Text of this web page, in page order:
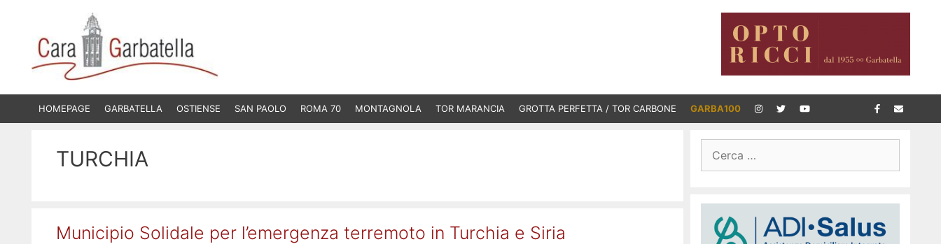
contenuto
HOMEPAGE GARBATELLA OSTIENSE SAN PAOLO ROMA 70 MONTAGNOLA TOR MARANCIA GROTTA PERFETTA / TOR CARBONE GARBA100
TURCHIA
Municipio Solidale per l’emergenza terremoto in Turchia e Siria
per: